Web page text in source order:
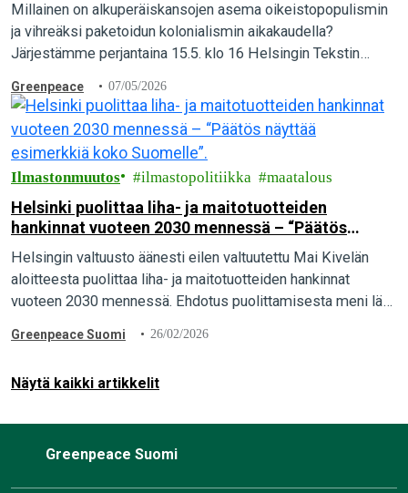
Millainen on alkuperäiskansojen asema oikeistopopulismin
ja vihreäksi paketoidun kolonialismin aikakaudella?
Järjestämme perjantaina 15.5. klo 16 Helsingin Tekstin
Alkuperäiskansojen oikeudet trumpiaanisina aikoina.
Tervetuloa mukaan!
Greenpeace 07/05/2026
Ilmastonmuutos ilmastopolitiikka maatalous
Helsinki puolittaa liha- ja maitotuotteiden
hankinnat vuoteen 2030 mennessä – “Päätös
näyttää esimerkkiä koko Suomelle”.
Helsingin valtuusto äänesti eilen valtuutettu Mai Kivelän
aloitteesta puolittaa liha- ja maitotuotteiden hankinnat
vuoteen 2030 mennessä. Ehdotus puolittamisesta meni läpi
vastaan. Greenpeace pitää päätöstä merkittävänä askeleena
Greenpeace Suomi 26/02/2026
Näytä kaikki artikkelit
Greenpeace Suomi